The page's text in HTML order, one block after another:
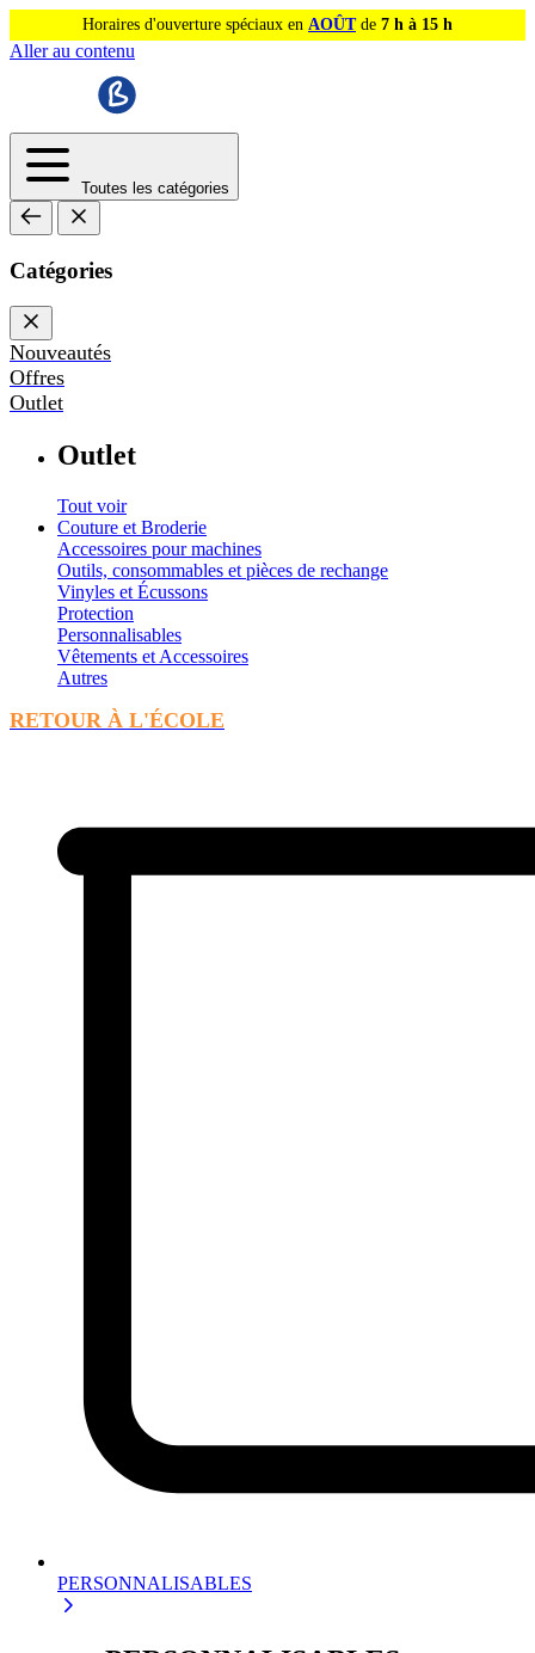
Horaires d'ouverture spéciaux en AOÛTde 7 h à 15 h
Aller au contenu
Toutes les catégories
Catégories
Nouveautés
Offres
Outlet
Outlet
Tout voir
Couture et Broderie
Accessoires pour machines
Outils, consommables et pièces de rechange
Vinyles et Écussons
Protection
Personnalisables
Vêtements et Accessoires
Autres
RETOUR À L'ÉCOLE
PERSONNALISABLES